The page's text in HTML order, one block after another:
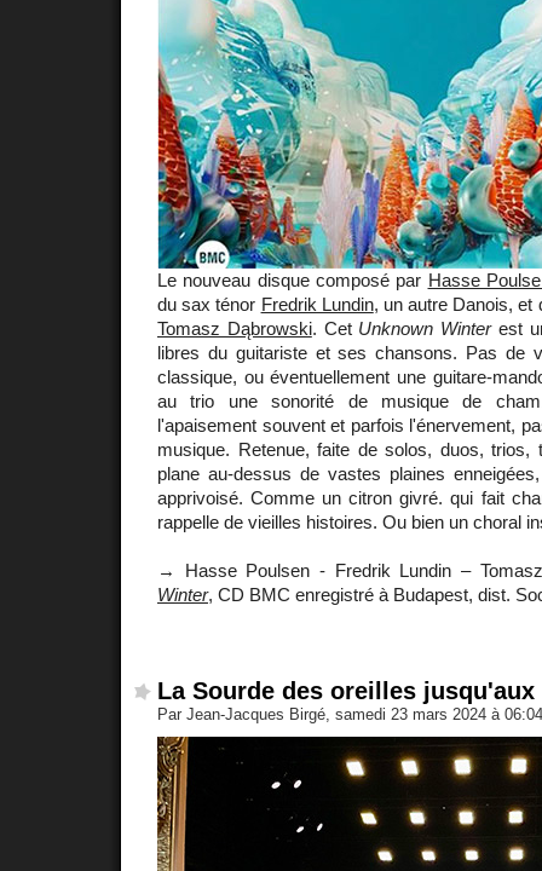
Le nouveau disque composé par Hasse
du sax ténor Fredrik Lundin, un autre Danois, et
Tomasz Dąbrowski. Cet Unknown Winterest
libres du guitariste et ses chansons. Pas de
classique, ou éventuellement une guitare-
au trio une sonorité de musique de
l'apaisement souvent et parfois l'énervement,
musique. Retenue, faite de solos, duos, trios,
plane au-dessus de vastes plaines
apprivoisé. Comme un citron givré. qui fait
rappelle de vieilles histoires. Ou bien un choral
→ Hasse Poulsen - Fredrik Lundin –
Winter, CD BMC enregistré à Budapest, dist.
La Sourde des oreilles jusqu'aux
Par Jean-Jacques Birgé, samedi 23 mars 2024 à